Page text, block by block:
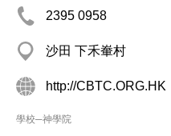
2395 0958
沙田 下禾輋村
http://CBTC.ORG.HK
學校─神學院